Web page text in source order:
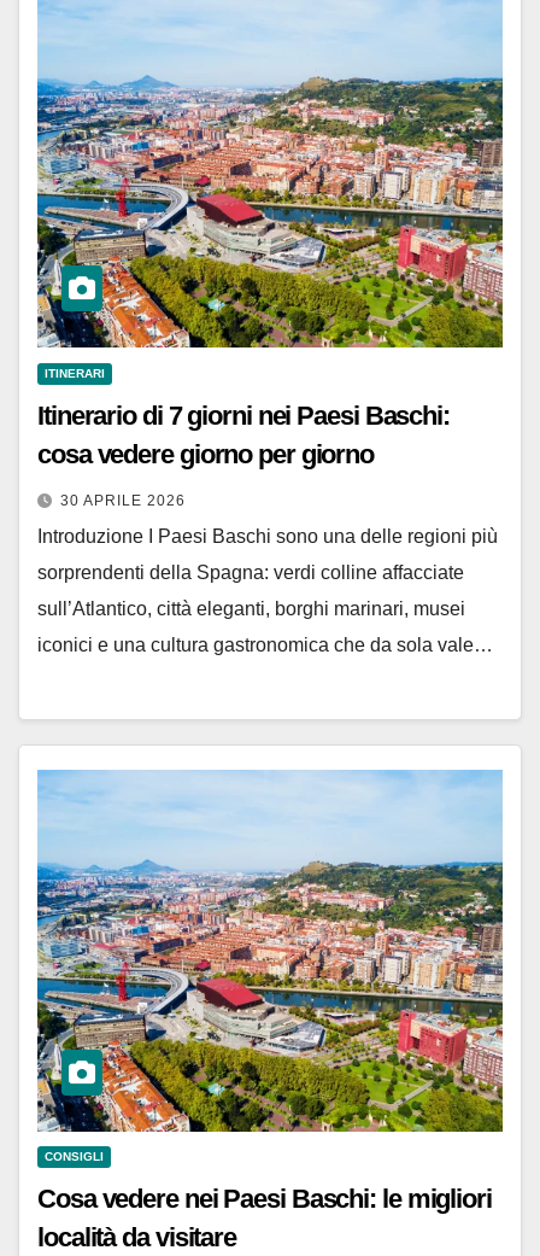
ITINERARI
Itinerario di 7 giorni nei Paesi Baschi:
cosa vedere giorno per giorno
30 APRILE 2026
Introduzione I Paesi Baschi sono una delle regioni più
sorprendenti della Spagna: verdi colline affacciate
sull’Atlantico, città eleganti, borghi marinari, musei
iconici e una cultura gastronomica che da sola vale…
CONSIGLI
Cosa vedere nei Paesi Baschi: le migliori
località da visitare